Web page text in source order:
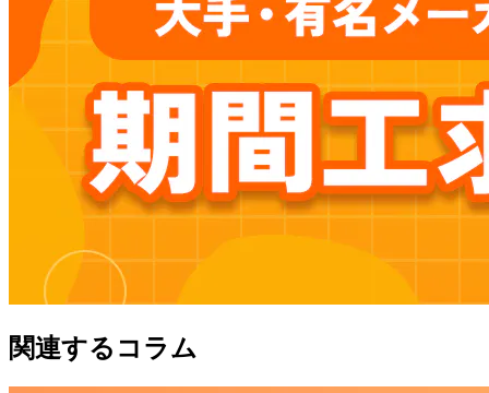
関連するコラム